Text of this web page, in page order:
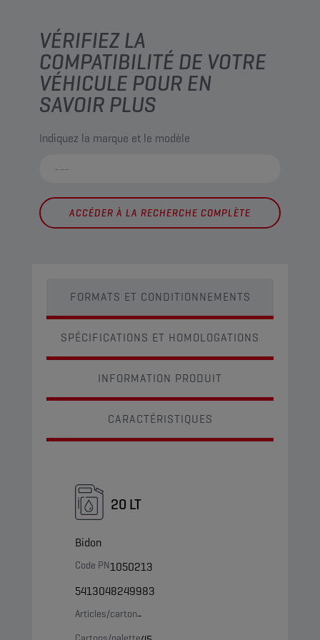
VÉRIFIEZ LA
COMPATIBILITÉ DE VOTRE
VÉHICULE POUR EN
SAVOIR PLUS
Indiquez la marque et le modèle
ACCÉDER À LA RECHERCHE COMPLÈTE
FORMATS ET CONDITIONNEMENTS
SPÉCIFICATIONS ET HOMOLOGATIONS
INFORMATION PRODUIT
CARACTÉRISTIQUES
20 LT
Bidon
Code PN1050213
5413048249983
Articles/carton-